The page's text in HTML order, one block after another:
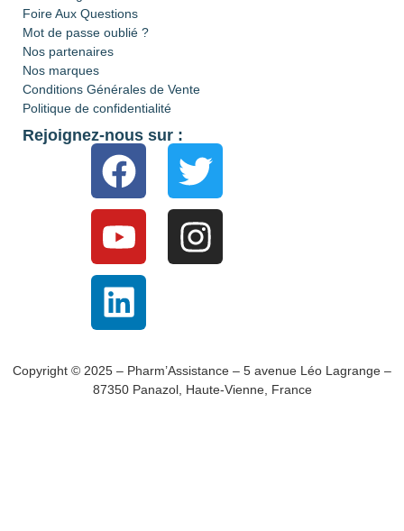
Foire Aux Questions
Mot de passe oublié ?
Nos partenaires
Nos marques
Conditions Générales de Vente
Politique de confidentialité
Rejoignez-nous sur :
Copyright © 2025 – Pharm’Assistance – 5 avenue Léo Lagrange –
87350 Panazol, Haute-Vienne, France